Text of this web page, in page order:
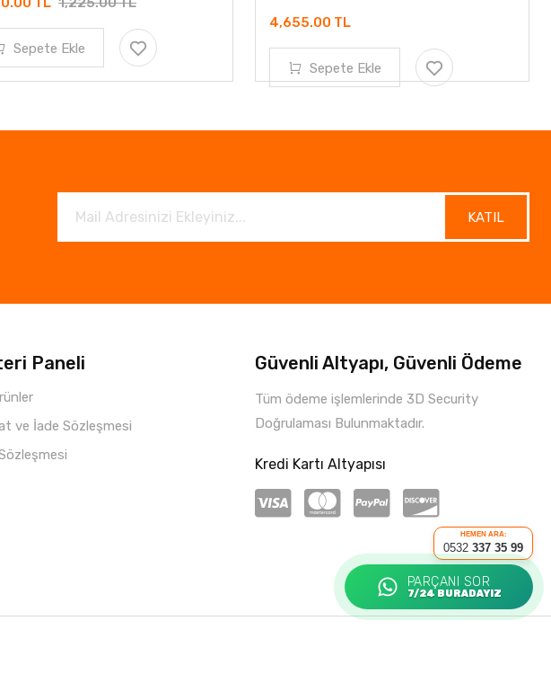
HEMEN ARA:
0532 337 35 99
PARÇANI SOR
7/24 BURADAYIZ
Sepete Ekle
4,655.00 TL
Sepete Ekle
KATIL
Paneli
ve İade Sözleşmesi
Güvenli Altyapı, Güvenli Ödeme
Tüm ödeme işlemlerinde 3D Security
Doğrulaması Bulunmaktadır.
Kredi Kartı Altyapısı